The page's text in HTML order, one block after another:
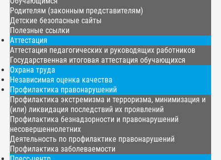
Родителям (законным представителям)
Детские безопасные сайты
Полезные ссылки
Аттестация
Аттестация педагогических и руководящих работников
Государственная итоговая аттестация обучающихся
Охрана труда
Независимая оценка качества
Профилактика правонарушений
Профилактика экстремизма и терроризма, минимизация и
(или) ликвидация последствий их проявлений
Профилактика безнадзорности и правонарушений
несовершеннолетних
Деятельность по профилактике правонарушений
Профилактика заболеваемости